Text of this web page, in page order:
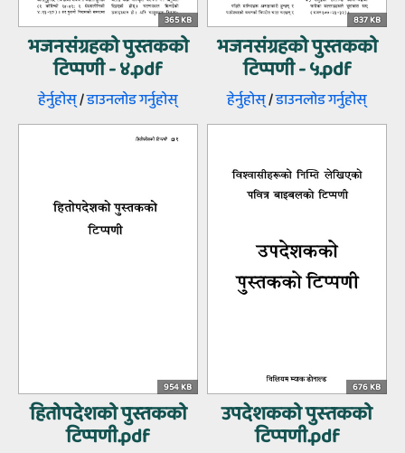
365 KB
भजनसंग्रहको पुस्तकको
टिप्पणी - ४.pdf
हेर्नुहोस्‌/डाउनलोड गर्नुहोस्‌
837 KB
भजनसंग्रहको पुस्तकको
टिप्पणी - ५.pdf
हेर्नुहोस्‌/डाउनलोड गर्नुहोस्‌
954 KB
हितोपदेशको पुस्तकको
टिप्पणी.pdf
676 KB
उपदेशकको पुस्‍तकको
टिप्‍पणी.pdf